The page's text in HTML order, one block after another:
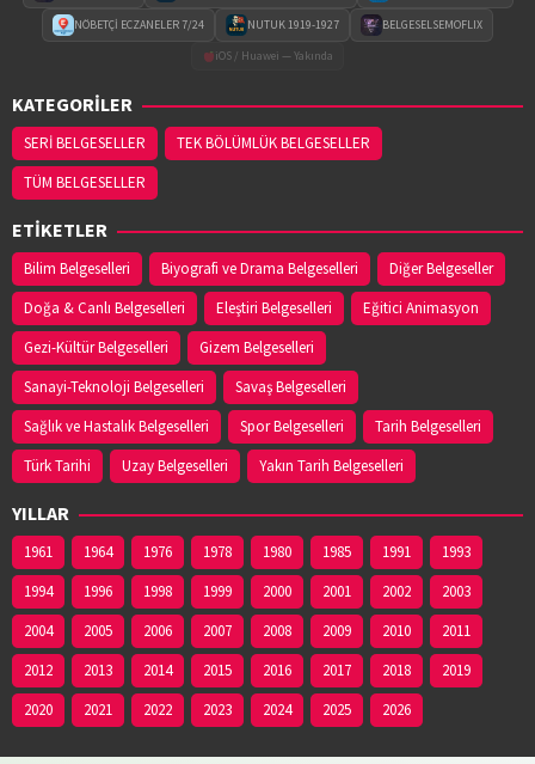
NÖBETÇİ ECZANELER 7/24 NUTUK 1919-1927
BELGESELSEMOFLIX
iOS / Huawei — Yakında
KATEGORİLER
SERİ BELGESELLER
TEK BÖLÜMLÜK BELGESELLER
TÜM BELGESELLER
ETİKETLER
Bilim Belgeselleri Biyografi ve Drama Belgeselleri
Diğer Belgeseller
Doğa & Canlı Belgeselleri
Eleştiri Belgeselleri
Eğitici Animasyon
Gezi-Kültür Belgeselleri
Gizem Belgeselleri
Sanayi-Teknoloji Belgeselleri
Savaş Belgeselleri
Sağlık ve Hastalık Belgeselleri
Spor Belgeselleri
Tarih Belgeselleri
Türk Tarihi
Uzay Belgeselleri Yakın Tarih Belgeselleri
YILLAR
1961 1964 1976 1978 1980 1985 1991
1993
1994
1996 1998 1999 2000 2001 2002
2003
2004
2005 2006 2007 2008 2009 2010
2011
2012
2013 2014 2015 2016 2017 2018
2019
2020
2021 2022 2023 2024 2025 2026